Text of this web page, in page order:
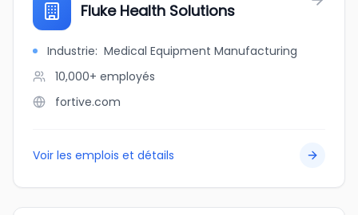
Fluke Health Solutions
Industrie: Medical Equipment Manufacturing
10,000+ employés
fortive.com
Voir les emplois et détails